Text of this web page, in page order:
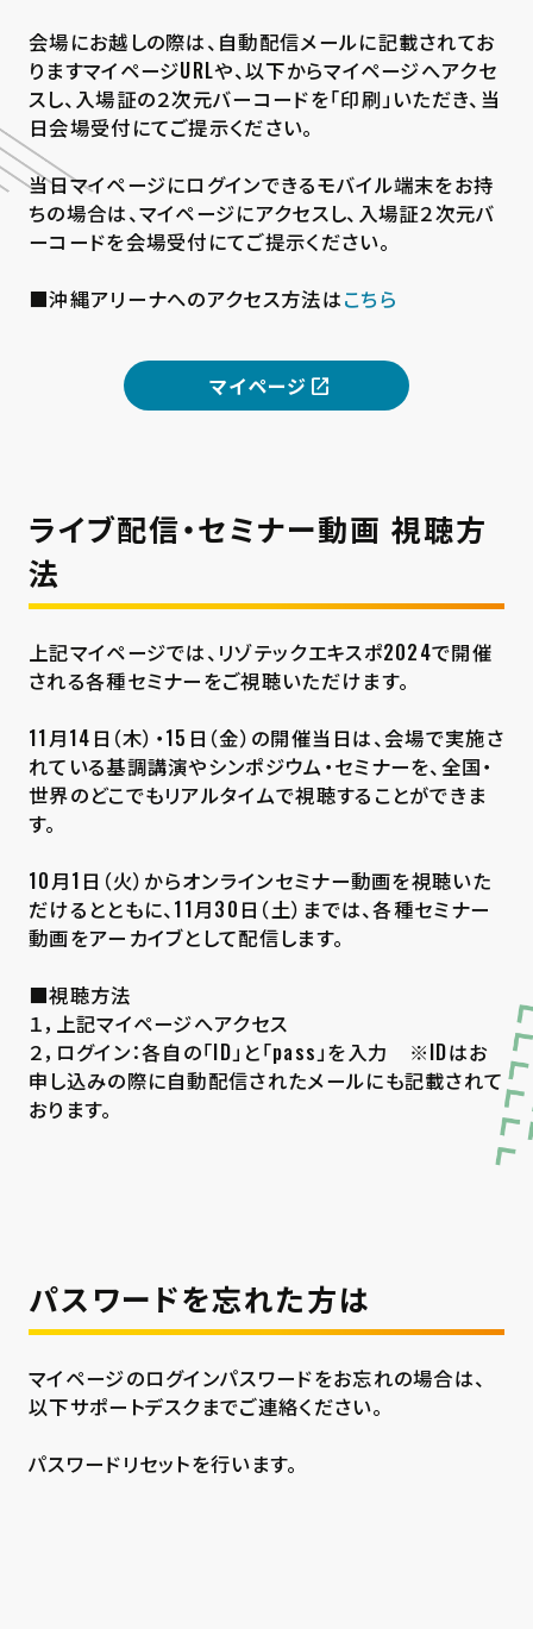
会場にお越しの際は、自動配信メールに記載されてお
りますマイページURLや、以下からマイページへアクセ
スし、入場証の２次元バーコードを「印刷」いただき、当
日会場受付にてご提示ください。
当日マイページにログインできるモバイル端末をお持
ちの場合は、マイページにアクセスし、入場証２次元バ
ーコードを会場受付にてご提示ください。
■沖縄アリーナへのアクセス方法はこちら
マイページ
ライブ配信・セミナー動画 視聴方
法
上記マイページでは、リゾテックエキスポ2024で開催
される各種セミナーをご視聴いただけます。
11月14日（木）・15日（金）の開催当日は、会場で実施さ
れている基調講演やシンポジウム・セミナーを、全国・
世界のどこでもリアルタイムで視聴することができま
す。
10月1日（火）からオンラインセミナー動画を視聴いた
だけるとともに、11月30日（土）までは、各種セミナー
動画をアーカイブとして配信します。
■視聴方法
１，上記マイページへアクセス
２，ログイン：各自の「ID」と「pass」を入力 ※IDはお
申し込みの際に自動配信されたメールにも記載されて
おります。
パスワードを忘れた方は
マイページのログインパスワードをお忘れの場合は、
以下サポートデスクまでご連絡ください。
パスワードリセットを行います。